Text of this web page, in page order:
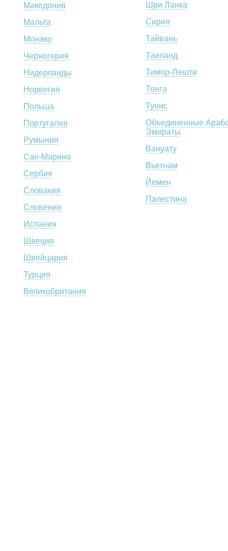
Македония
Мальта
Монако
Черногория
Нидерланды
Норвегия
Польша
Португалия
Румыния
Сан-Марино
Сербия
Словакия
Словения
Испания
Швеция
Швейцария
Турция
Великобритания
Шри Ланка
Сирия
Тайвань
Таиланд
Тимор-Лешти
Тонга
Тунис
Объединенные
Эмираты
Вануату
Вьетнам
Йемен
Палестина